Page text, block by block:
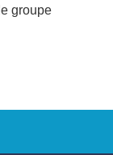
groupe